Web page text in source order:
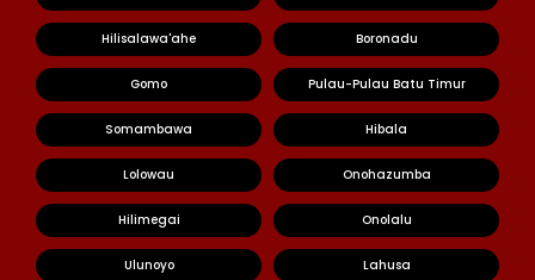
Hilisalawa'ahe Boronadu
Gomo Pulau-Pulau Batu Timur
Somambawa Hibala
Lolowau Onohazumba
Hilimegai Onolalu
Ulunoyo Lahusa